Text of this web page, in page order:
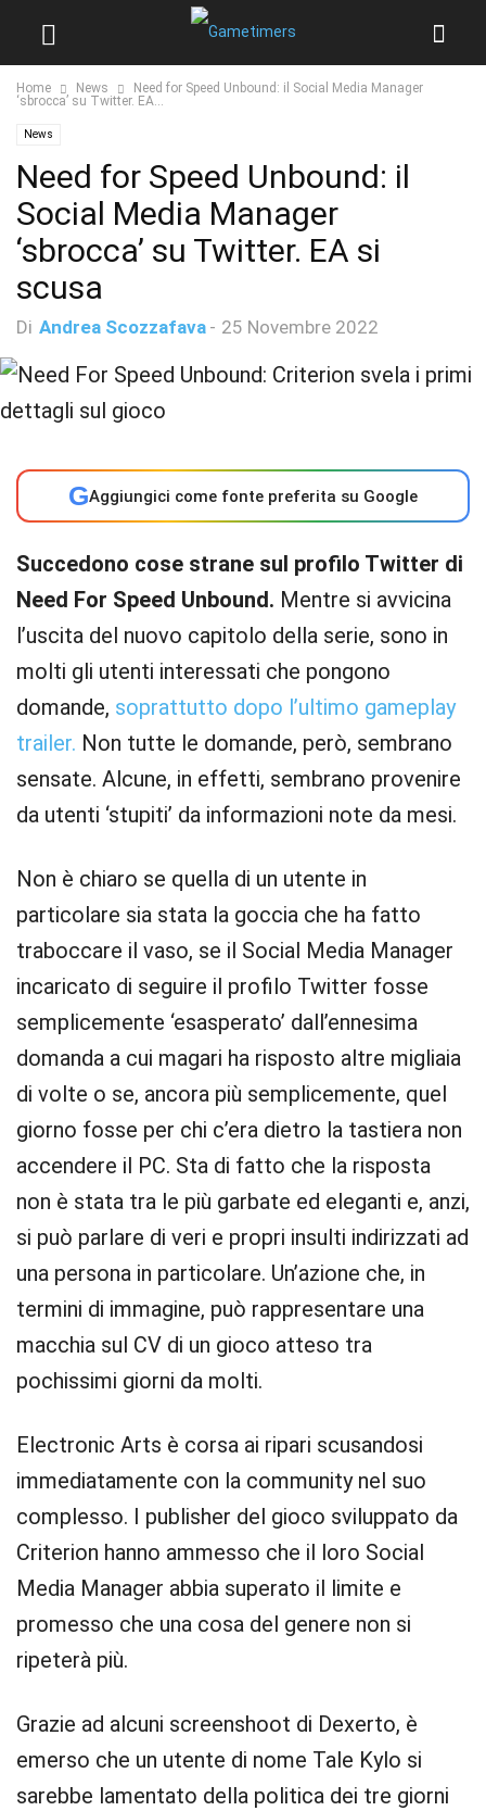
Home News
Need for Speed Unbound: il Social Media Manager
‘sbrocca’ su Twitter. EA...
News
Need for Speed Unbound: il
Social Media Manager
‘sbrocca’ su Twitter. EA si
scusa
Di Andrea Scozzafava - 25 Novembre 2022
GAggiungici come fonte preferita su Google
Succedono cose strane sul profilo Twitter di
Need For Speed Unbound. Mentre si avvicina
l’uscita del nuovo capitolo della serie, sono in
molti gli utenti interessati che pongono
domande, soprattutto dopo l’ultimo gameplay
trailer. Non tutte le domande, però, sembrano
sensate. Alcune, in effetti, sembrano provenire
da utenti ‘stupiti’ da informazioni note da mesi.
Non è chiaro se quella di un utente in
particolare sia stata la goccia che ha fatto
traboccare il vaso, se il Social Media Manager
incaricato di seguire il profilo Twitter fosse
semplicemente ‘esasperato’ dall’ennesima
domanda a cui magari ha risposto altre migliaia
di volte o se, ancora più semplicemente, quel
giorno fosse per chi c’era dietro la tastiera non
accendere il PC. Sta di fatto che la risposta
non è stata tra le più garbate ed eleganti e, anzi,
si può parlare di veri e propri insulti indirizzati ad
una persona in particolare. Un’azione che, in
termini di immagine, può rappresentare una
macchia sul CV di un gioco atteso tra
pochissimi giorni da molti.
Electronic Arts è corsa ai ripari scusandosi
immediatamente con la community nel suo
complesso. I publisher del gioco sviluppato da
Criterion hanno ammesso che il loro Social
Media Manager abbia superato il limite e
promesso che una cosa del genere non si
ripeterà più.
Grazie ad alcuni screenshoot di Dexerto, è
emerso che un utente di nome Tale Kylo si
sarebbe lamentato della politica dei tre giorni